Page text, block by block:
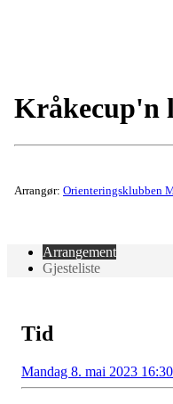
Kråkecup'n
Arrangør: Orienteringsklubben
Arrangement
Gjesteliste
Tid
Mandag 8. mai 2023